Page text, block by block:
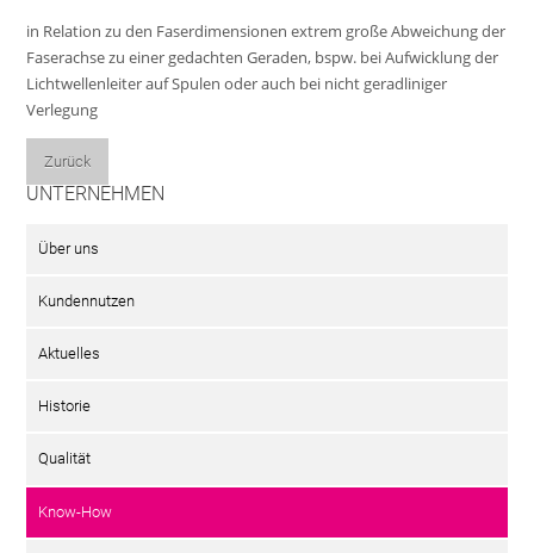
in Relation zu den Faserdimensionen extrem große Abweichung der
Faserachse zu einer gedachten Geraden, bspw. bei Aufwicklung der
Lichtwellenleiter auf Spulen oder auch bei nicht geradliniger
Verlegung
Zurück
UNTERNEHMEN
Über uns
Kundennutzen
Aktuelles
Historie
Qualität
Know-How